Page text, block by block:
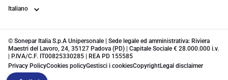
Lingua
© Sonepar Italia S.p.A Unipersonale | Sede legale ed amministrativa: Riviera
Maestri del Lavoro, 24, 35127 Padova (PD) | Capitale Sociale € 28.000.000 i.v.
| P.IVA/C.F. IT00825330285 | REA PD 155585
Privacy PolicyCookies policyGestisci i cookiesCopyrightLegal disclaimer